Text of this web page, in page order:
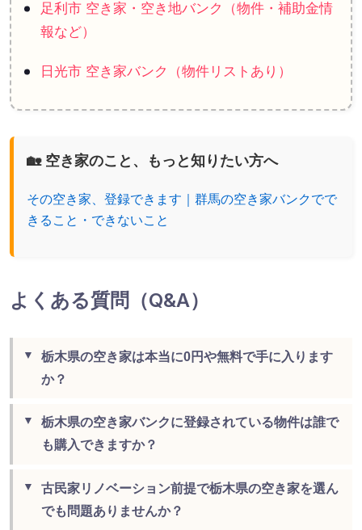
足利市 空き家・空き地バンク（物件・補助金情
報など）
日光市 空き家バンク（物件リストあり）
🏡 空き家のこと、もっと知りたい方へ
その空き家、登録できます｜群馬の空き家バンクでで
きること・できないこと
よくある質問（Q&A）
栃木県の空き家は本当に0円や無料で手に入ります
か？
栃木県の空き家バンクに登録されている物件は誰で
も購入できますか？
古民家リノベーション前提で栃木県の空き家を選ん
でも問題ありませんか？